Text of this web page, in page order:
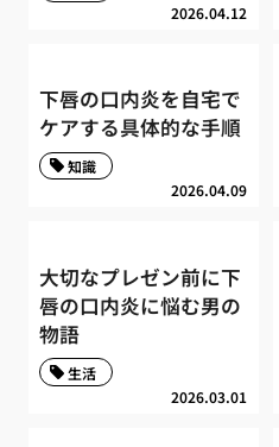
2026.04.12
下唇の口内炎を自宅で
ケアする具体的な手順
2026.04.09
知識
大切なプレゼン前に下
唇の口内炎に悩む男の
物語
2026.03.01
生活